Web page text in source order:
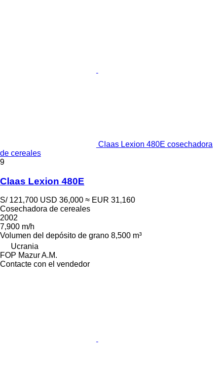
Claas Lexion 480E cosechadora
de cereales
9
Claas Lexion 480E
S/ 121,700 USD 36,000 ≈ EUR 31,160
Cosechadora de cereales
2002
7,900 m/h
Volumen del depósito de grano 8,500 m³
Ucrania
FOP Mazur A.M.
Contacte con el vendedor